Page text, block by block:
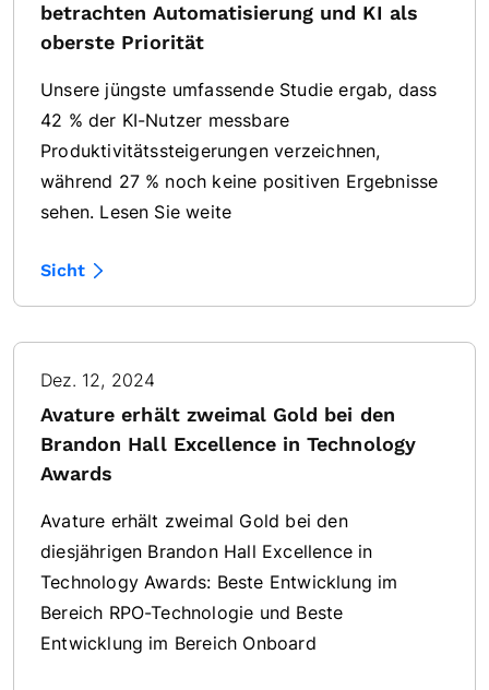
betrachten Automatisierung und KI als
oberste Priorität
Unsere jüngste umfassende Studie ergab, dass
42 % der KI-Nutzer messbare
Produktivitätssteigerungen verzeichnen,
während 27 % noch keine positiven Ergebnisse
sehen. Lesen Sie weite
Sicht
Dez. 12, 2024
Avature erhält zweimal Gold bei den
Brandon Hall Excellence in Technology
Awards
Avature erhält zweimal Gold bei den
diesjährigen Brandon Hall Excellence in
Technology Awards: Beste Entwicklung im
Bereich RPO-Technologie und Beste
Entwicklung im Bereich Onboard